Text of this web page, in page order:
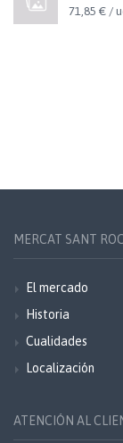
71,85 € /
MERCAT SANT ROC
El mercado
Historia
Cualidades
Localización
ATENCIÓN AL